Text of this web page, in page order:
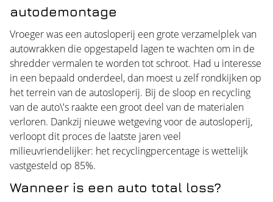
autodemontage
Vroeger was een autosloperij een grote verzamelplek van
autowrakken die opgestapeld lagen te wachten om in de
shredder vermalen te worden tot schroot. Had u interesse
in een bepaald onderdeel, dan moest u zelf rondkijken op
het terrein van de autosloperij. Bij de sloop en recycling
van de auto\'s raakte een groot deel van de materialen
verloren. Dankzij nieuwe wetgeving voor de autosloperij,
verloopt dit proces de laatste jaren veel
milieuvriendelijker: het recyclingpercentage is wettelijk
vastgesteld op 85%.
Wanneer is een auto total loss?